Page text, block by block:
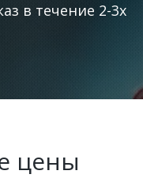
в течение 2-3х
цены